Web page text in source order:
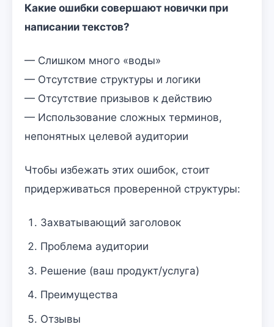
Какие ошибки совершают новички при
написании текстов?
— Слишком много «воды»
— Отсутствие структуры и логики
— Отсутствие призывов к действию
— Использование сложных терминов,
непонятных целевой аудитории
Чтобы избежать этих ошибок, стоит
придерживаться проверенной структуры:
Захватывающий заголовок
Проблема аудитории
Решение (ваш продукт/услуга)
Преимущества
Отзывы